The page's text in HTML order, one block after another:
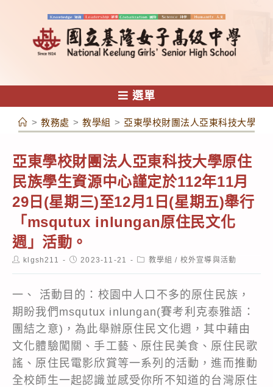
容
選單
> 教務處 > 教學組 > 亞東學校財團法人亞東科技大學原
亞東學校財團法人亞東科技大學原住
民族學生資源中心謹定於112年11月
29日(星期三)至12月1日(星期五)舉行
「msqutux inlungan原住民文化
週」活動。
Postklgsh211
Post2023-11-21
Post教學組 / 校外宣導與活動
一、 活動目的：校園中人口不多的原住民族，
期盼我們msqutux inlungan(賽考利克泰雅語：
團結之意)，為此舉辦原住民文化週，其中藉由
文化體驗闖關、手工藝、原住民美食、原住民歌
謠、原住民電影欣賞等一系列的活動，進而推動
全校師生一起認識並感受你所不知道的台灣原住